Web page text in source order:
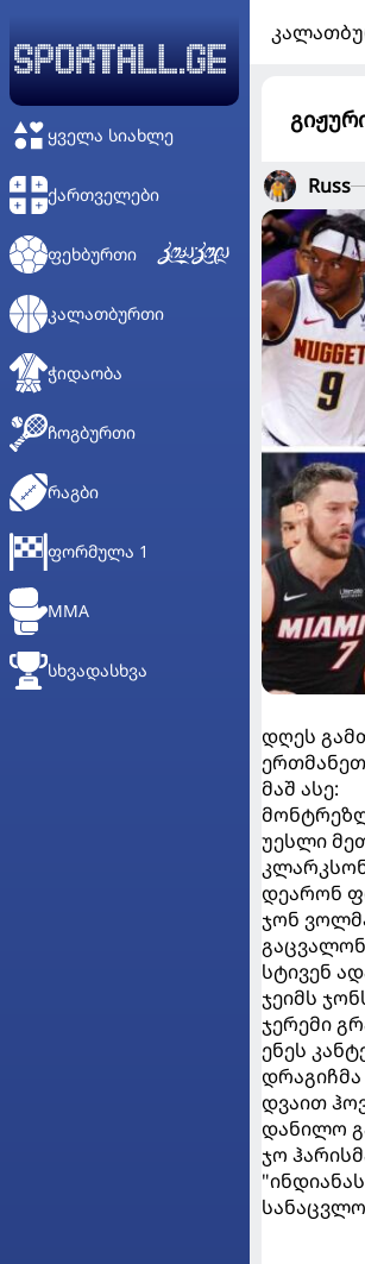
ᲧᲕᲔᲚᲐ ᲡᲘᲐᲮᲚᲔ
ᲥᲐᲠᲗᲕᲔᲚᲔᲑᲘ
ᲤᲔᲮᲑᲣᲠᲗᲘ
ᲙᲐᲚᲐᲗᲑᲣᲠᲗᲘ
ᲭᲘᲓᲐᲝᲑᲐ
ᲩᲝᲒᲑᲣᲠᲗᲘ
ᲠᲐᲒᲑᲘ
ᲤᲝᲠᲛᲣᲚᲐ 1
MMA
ᲡᲮᲕᲐᲓᲐᲡᲮᲕᲐ
Russ
დღეს
მაშ ასე:
უესლი
დეარონ
ჯონ
გაცვალონ
სტივენ
ჯეიმს
ჯერემი
ენეს
დვაით
დანილო
ჯო